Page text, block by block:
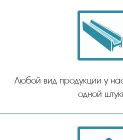
Любой вид продукции у
одной